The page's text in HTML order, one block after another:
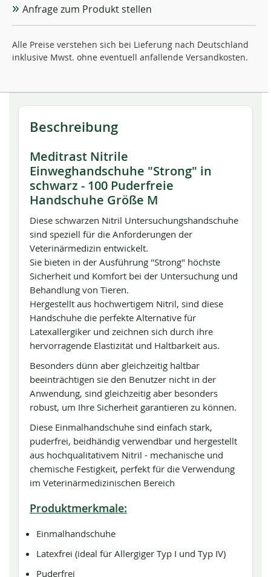
Anfrage zum Produkt stellen
Alle Preise verstehen sich bei Lieferung nach Deutschland
inklusive Mwst. ohne eventuell anfallende Versandkosten.
Beschreibung
Meditrast Nitrile
Einweghandschuhe "Strong" in
schwarz - 100 Puderfreie
Handschuhe Größe M
Diese schwarzen Nitril Untersuchungshandschuhe
sind speziell für die Anforderungen der
Veterinärmedizin entwickelt.
Sie bieten in der Ausführung "Strong" höchste
Sicherheit und Komfort bei der Untersuchung und
Behandlung von Tieren.
Hergestellt aus hochwertigem Nitril, sind diese
Handschuhe die perfekte Alternative für
Latexallergiker und zeichnen sich durch ihre
hervorragende Elastizität und Haltbarkeit aus.
Besonders dünn aber gleichzeitig haltbar
beeinträchtigen sie den Benutzer nicht in der
Anwendung, sind gleichzeitig aber besonders
robust, um Ihre Sicherheit garantieren zu können.
Diese Einmalhandschuhe sind einfach stark,
puderfrei, beidhändig verwendbar und hergestellt
aus hochqualitativem Nitril - mechanische und
chemische Festigkeit, perfekt für die Verwendung
im Veterinärmedizinischen Bereich
Produktmerkmale:
Einmalhandschuhe
Latexfrei (ideal für Allergiger Typ I und Typ IV)
Puderfrei